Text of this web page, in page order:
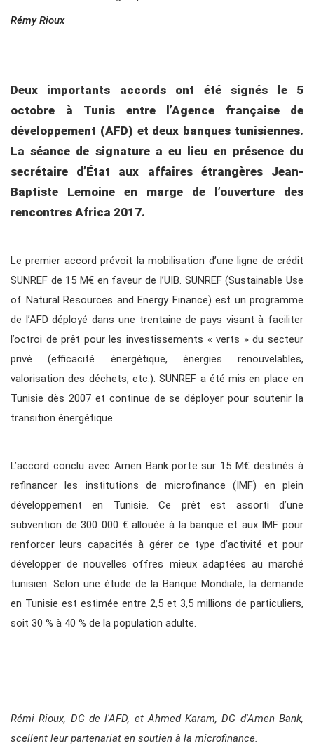
Rémy Rioux
Deux importants accords ont été signés le 5
octobre à Tunis entre l’Agence française de
développement (AFD) et deux banques tunisiennes.
La séance de signature a eu lieu en présence du
secrétaire d’État aux affaires étrangères Jean-
Baptiste Lemoine en marge de l’ouverture des
rencontres Africa 2017.
Le premier accord prévoit la mobilisation d’une ligne de crédit
SUNREF de 15 M€ en faveur de l’UIB. SUNREF (Sustainable Use
of Natural Resources and Energy Finance) est un programme
de l’AFD déployé dans une trentaine de pays visant à faciliter
l’octroi de prêt pour les investissements « verts » du secteur
privé (efficacité énergétique, énergies renouvelables,
valorisation des déchets, etc.). SUNREF a été mis en place en
Tunisie dès 2007 et continue de se déployer pour soutenir la
transition énergétique.
L’accord conclu avec Amen Bank porte sur 15 M€ destinés à
refinancer les institutions de microfinance (IMF) en plein
développement en Tunisie. Ce prêt est assorti d’une
subvention de 300 000 € allouée à la banque et aux IMF pour
renforcer leurs capacités à gérer ce type d’activité et pour
développer de nouvelles offres mieux adaptées au marché
tunisien. Selon une étude de la Banque Mondiale, la demande
en Tunisie est estimée entre 2,5 et 3,5 millions de particuliers,
soit 30 % à 40 % de la population adulte.
Rémi Rioux, DG de l'AFD, et Ahmed Karam, DG d'Amen Bank,
scellent leur partenariat en soutien à la microfinance.